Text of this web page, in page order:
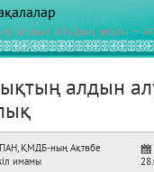
алдын алудың жолы –
алдын
ҚМДБ-ның Ақтөбе
имамы